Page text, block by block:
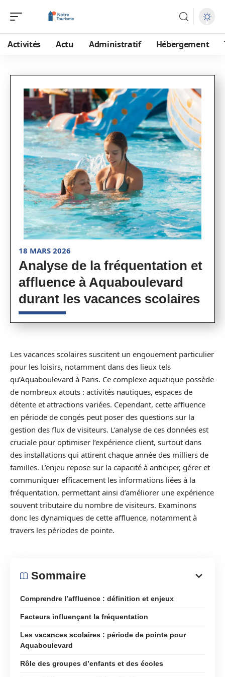
Activités Actu Administratif Hébergement
18 MARS 2026
Analyse de la fréquentation et
affluence à Aquaboulevard
durant les vacances scolaires
Les vacances scolaires suscitent un engouement particulier
pour les loisirs, notamment dans des lieux tels
qu’Aquaboulevard à Paris. Ce complexe aquatique possède
de nombreux atouts : activités nautiques, espaces de
détente et attractions variées. Cependant, cette affluence
en période de congés peut poser des questions sur la
gestion des flux de visiteurs. L’analyse de ces données est
cruciale pour optimiser l’expérience client, surtout dans
des installations qui attirent chaque année des milliers de
familles. L’enjeu repose sur la capacité à anticiper, gérer et
communiquer efficacement les informations liées à la
fréquentation, permettant ainsi d’améliorer une expérience
souvent tributaire du nombre de visiteurs. Examinons
donc les dynamiques de cette affluence, notamment à
travers les périodes de pointe.
Sommaire
Comprendre l’affluence : définition et enjeux
Facteurs influençant la fréquentation
Les vacances scolaires : période de pointe pour
Aquaboulevard
Rôle des groupes d’enfants et des écoles